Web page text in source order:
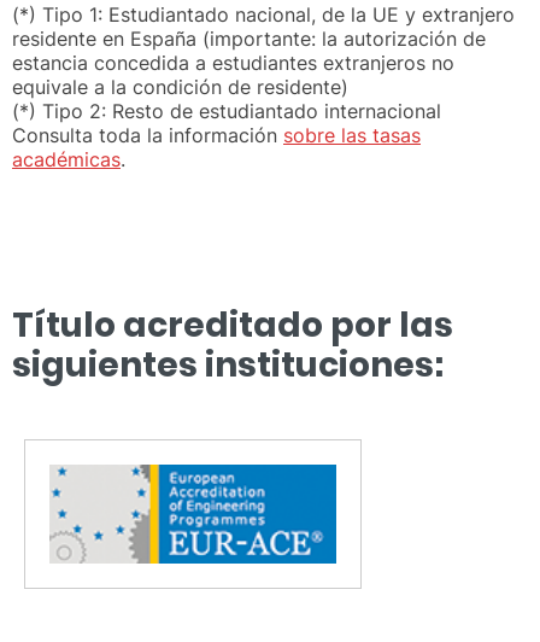
(*) Tipo 1: Estudiantado nacional, de la UE y extranjero
residente en España (importante: la autorización de
estancia concedida a estudiantes extranjeros no
equivale a la condición de residente)
(*) Tipo 2: Resto de estudiantado internacional
Consulta toda la información sobre las tasas
académicas.
Título acreditado por las
siguientes instituciones: